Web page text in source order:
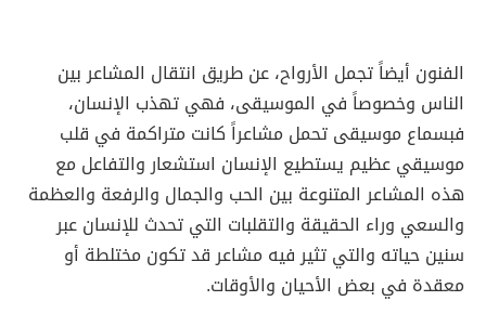
الفنون أيضاً تجمل الأرواح، عن طريق انتقال المشاعر بين
الناس وخصوصاً في الموسيقى، فهي تهذب الإنسان،
فبسماع موسيقى تحمل مشاعراً كانت متراكمة في قلب
موسيقي عظيم يستطيع الإنسان استشعار والتفاعل مع
هذه المشاعر المتنوعة بين الحب والجمال والرفعة والعظمة
والسعي وراء الحقيقة والتقلبات التي تحدث للإنسان عبر
سنين حياته والتي تثير فيه مشاعر قد تكون مختلطة أو
معقدة في بعض الأحيان والأوقات.